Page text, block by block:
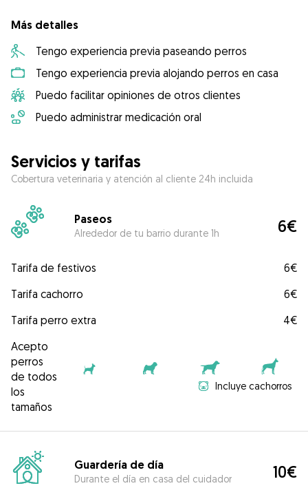
Más detalles
Tengo experiencia previa paseando perros
Tengo experiencia previa alojando perros en casa
Puedo facilitar opiniones de otros clientes
Puedo administrar medicación oral
Servicios y tarifas
Cobertura veterinaria y atención al cliente 24h incluida
Paseos
Alrededor de tu barrio durante 1h 6€
Tarifa de festivos
6€
Tarifa cachorro
6€
Tarifa perro extra
4€
Acepto
perros
de todos
los
tamaños
Incluye cachorros
Guardería de día
Durante el día en casa del cuidador 10€